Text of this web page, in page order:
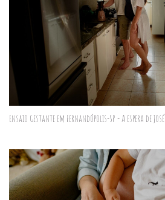
Ensaio Gestante em Fernandópolis-SP - A espera de José